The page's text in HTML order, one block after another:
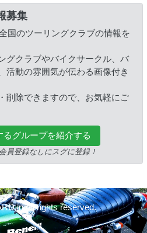
募集
国のツーリングクラブの情報を
グクラブやバイクサークル、バ
活動の雰囲気が伝わる画像付き
削除できますので、お気軽にご
るグループを紹介する
員登録なしにスグに登録！
All rights reserved.